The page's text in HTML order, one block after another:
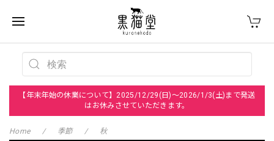
【年末年始の休業について】2025/12/29(日)～2026/1/3(土)まで発送
はお休みさせていただきます。
Home 季節 秋